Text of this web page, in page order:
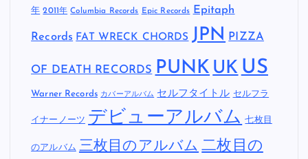
年 2011年 Columbia Records Epic Records Epitaph
Records FAT WRECK CHORDS JPN PIZZA
OF DEATH RECORDS PUNK UK US
Warner Records カバーアルバム セルフタイトル セルフラ
イナーノーツ デビューアルバム 七枚目
のアルバム 三枚目のアルバム 二枚目の